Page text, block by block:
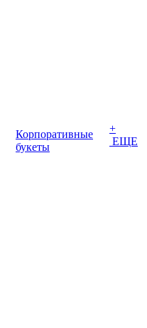
Корпоративные
букеты
+
ЕЩЕ